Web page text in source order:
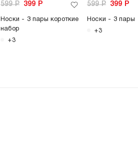
599Р 399 Р
Носки - 3 пары короткие
набор
+3
599Р 399 Р
Носки - 3 пары
+3